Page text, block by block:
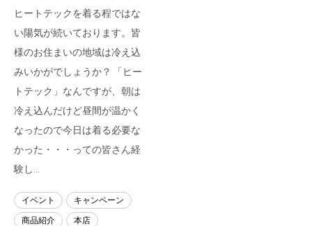
ヒートテックを着る程ではな
い陽気が続いております。皆
様のお住まいの地域は冷え込
みいかがでしょうか？ 「ヒー
トテック」なんですが、朝は
冷え込んだけど昼間が温かく
なったので今日は着る必要な
かった・・・っての皆さん経
験し…
イベント
キャンペーン
商品紹介
本店